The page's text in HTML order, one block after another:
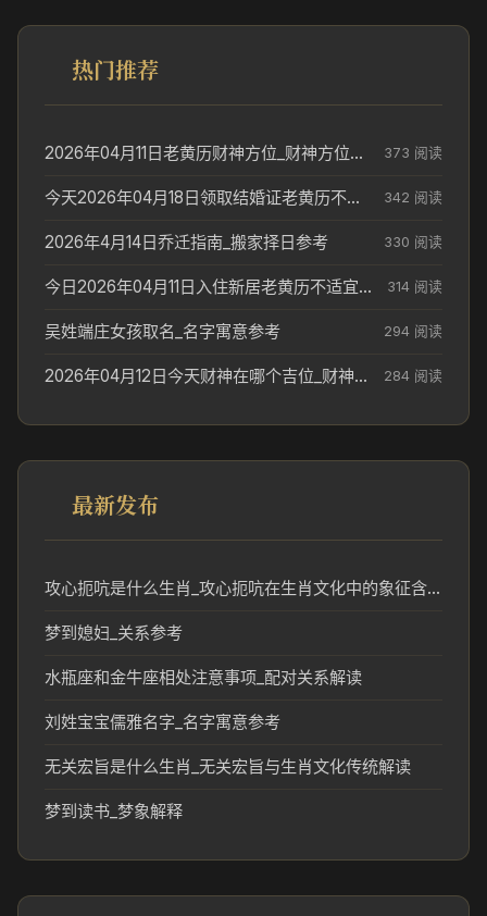
热门推荐
2026年04月11日老黄历财神方位_财神方位与供奉讲究 373 阅读
今天2026年04月18日领取结婚证老黄历不适合吗_领证日期参考 342 阅读
2026年4月14日乔迁指南_搬家择日参考 330 阅读
今日2026年04月11日入住新居老黄历不适宜吗_搬家择日参考 314 阅读
吴姓端庄女孩取名_名字寓意参考 294 阅读
2026年04月12日今天财神在哪个吉位_财神方位参考 284 阅读
最新发布
攻心扼吭是什么生肖_攻心扼吭在生肖文化中的象征含义
梦到媳妇_关系参考
水瓶座和金牛座相处注意事项_配对关系解读
刘姓宝宝儒雅名字_名字寓意参考
无关宏旨是什么生肖_无关宏旨与生肖文化传统解读
梦到读书_梦象解释